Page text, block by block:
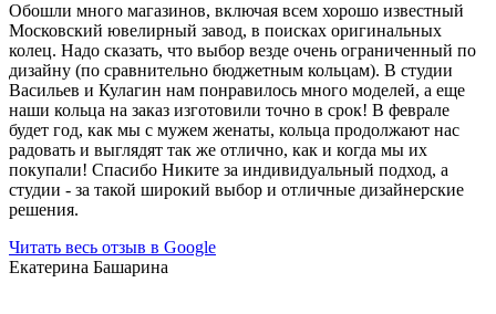
Обошли много магазинов, включая всем хорошо известный
Московский ювелирный завод, в поисках оригинальных
колец. Надо сказать, что выбор везде очень ограниченный по
дизайну (по сравнительно бюджетным кольцам). В студии
Васильев и Кулагин нам понравилось много моделей, а еще
наши кольца на заказ изготовили точно в срок! В феврале
будет год, как мы с мужем женаты, кольца продолжают нас
радовать и выглядят так же отлично, как и когда мы их
покупали! Спасибо Никите за индивидуальный подход, а
студии - за такой широкий выбор и отличные дизайнерские
решения.
Читать весь отзыв в Google
Екатерина Башарина